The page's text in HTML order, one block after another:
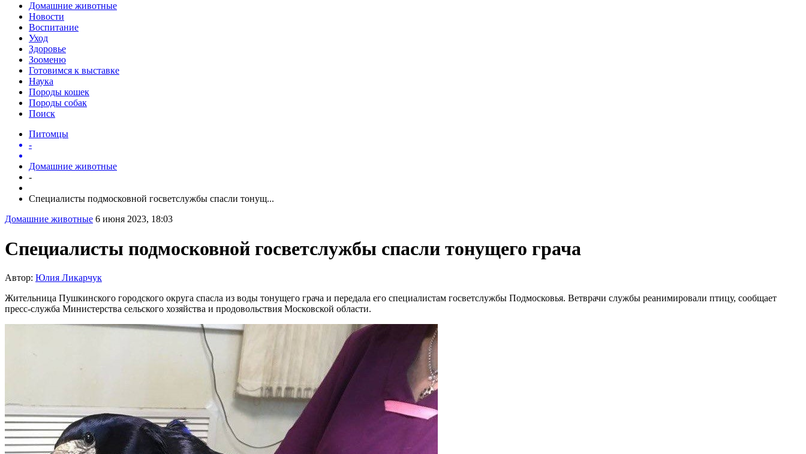
Домашние животные
Новости
Воспитание
Уход
Здоровье
Зооменю
Готовимся к выставке
Наука
Породы кошек
Породы собак
Поиск
Питомцы
-
Домашние животные
-
Специалисты подмосковной госветслужбы спасли тонущ...
Домашние животные 6 июня 2023, 18:03
Специалисты подмосковной госветслужбы спасли тонущего грача
Автор: Юлия Ликарчук
Жительница Пушкинского городского округа спасла из воды тонущего грача и передала его специалистам госветслужбы Подмосковья. Ветврачи службы реанимировали птицу, сообщает
пресс-служба Министерства сельского хозяйства и продовольствия Московской области.